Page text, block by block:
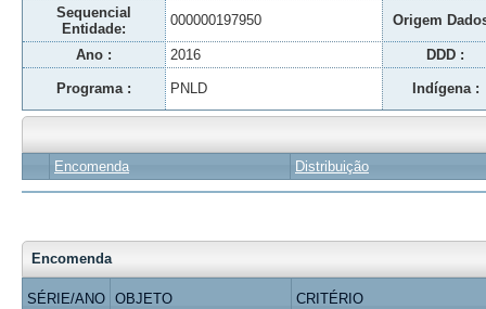
Sequencial
Entidade:
000000197950 Origem
Ano : 2016 DDD :
Programa : PNLD Indígena :
Encomenda Distribuição
Encomenda
SÉRIE/ANO OBJETO CRITÉRIO